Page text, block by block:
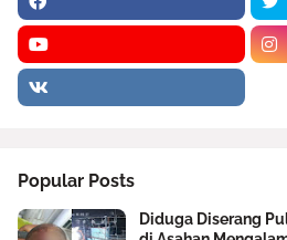
Popular Posts
Diduga Diserang